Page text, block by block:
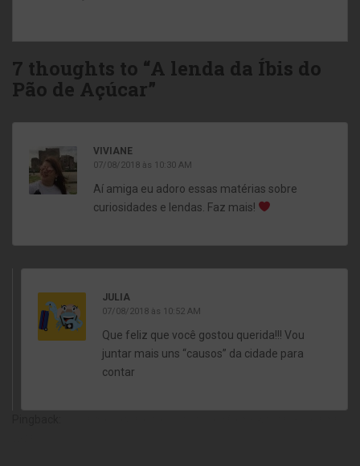
7 thoughts to “A lenda da Íbis do
Pão de Açúcar”
VIVIANE
07/08/2018 às 10:30 AM
Aí amiga eu adoro essas matérias sobre
curiosidades e lendas. Faz mais!
JULIA
07/08/2018 às 10:52 AM
Que feliz que você gostou querida!!! Vou
juntar mais uns “causos” da cidade para
contar